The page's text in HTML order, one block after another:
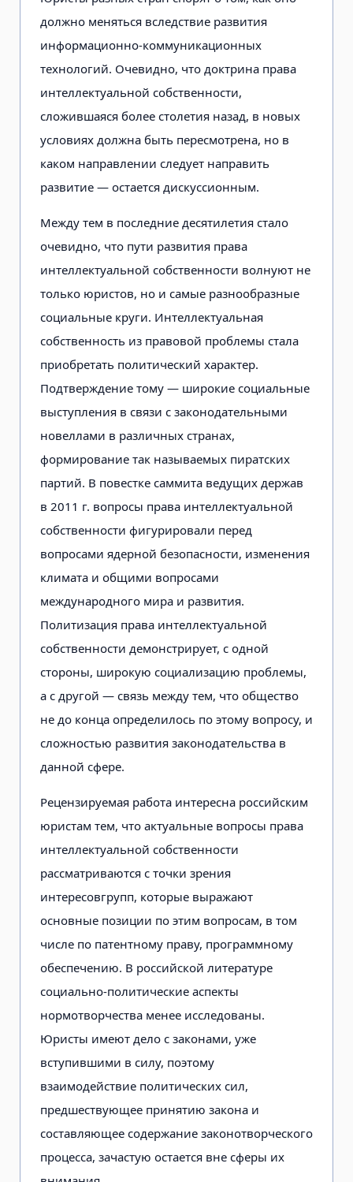
должно меняться вследствие развития
информационно-коммуникационных
технологий. Очевидно, что доктрина права
интеллектуальной собственности,
сложившаяся более столетия назад, в новых
условиях должна быть пересмотрена, но в
каком направлении следует направить
развитие — остается дискуссионным.
Между тем в последние десятилетия стало
очевидно, что пути развития права
интеллектуальной собственности волнуют не
только юристов, но и самые разнообразные
социальные круги. Интеллектуальная
собственность из правовой проблемы стала
приобретать политический характер.
Подтверждение тому — широкие социальные
выступления в связи с законодательными
новеллами в различных странах,
формирование так называемых пиратских
партий. В повестке саммита ведущих держав
в 2011 г. вопросы права интеллектуальной
собственности фигурировали перед
вопросами ядерной безопасности, изменения
климата и общими вопросами
международного мира и развития.
Политизация права интеллектуальной
собственности демонстрирует, с одной
стороны, широкую социализацию проблемы,
а с другой — связь между тем, что общество
не до конца определилось по этому вопросу, и
сложностью развития законодательства в
данной сфере.
Рецензируемая работа интересна российским
юристам тем, что актуальные вопросы права
интеллектуальной собственности
рассматриваются с точки зрения
интересовгрупп, которые выражают
основные позиции по этим вопросам, в том
числе по патентному праву, программному
обеспечению. В российской литературе
социально-политические аспекты
нормотворчества менее исследованы.
Юристы имеют дело с законами, уже
вступившими в силу, поэтому
взаимодействие политических сил,
предшествующее принятию закона и
составляющее содержание законотворческого
процесса, зачастую остается вне сферы их